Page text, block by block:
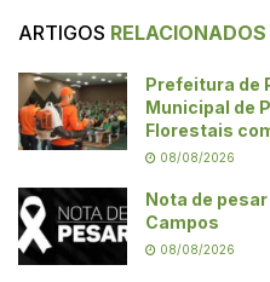
ARTIGOS RELACIONADOS
Prefeitura de
Municipal de
Florestais
08/08/2026
Nota de
Campos
08/08/2026